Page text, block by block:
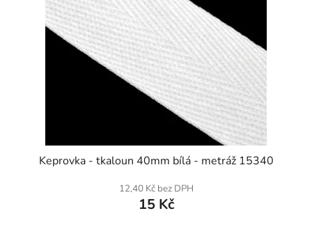
Keprovka - tkaloun 40mm bílá - metráž 15340
12,40 Kč bez DPH
15 Kč